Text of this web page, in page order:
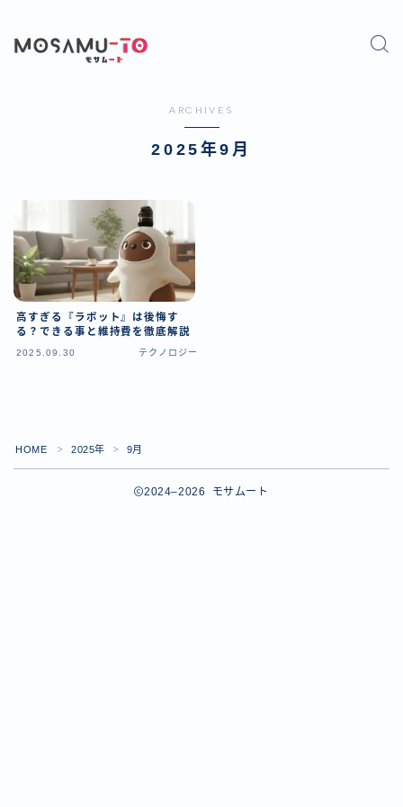
ARCHIVES
2025年9月
高すぎる『ラボット』は後悔す
る？できる事と維持費を徹底解説
2025.09.30 テクノロジー
HOME ＞ 2025年 ＞ 9月
2024–2026 モサムート